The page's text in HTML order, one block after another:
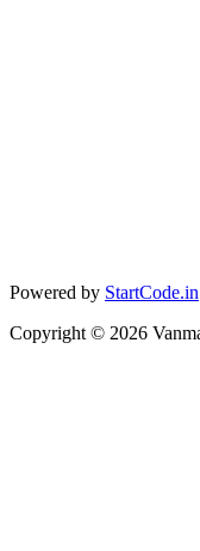
Powered by StartCode.in
Copyright © 2026